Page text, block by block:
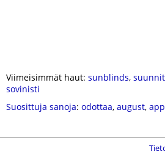
Viimeisimmät haut: sunblinds,
sovinisti
Suosittuja sanoja: odottaa, august,